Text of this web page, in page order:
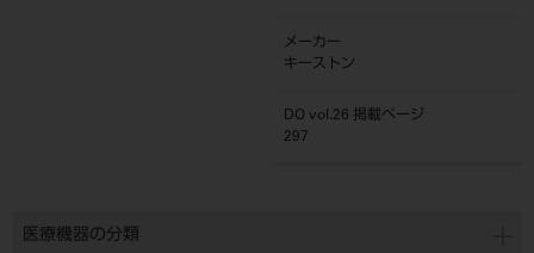
メーカー
キーストン
DO vol.26 掲載ページ
297
医療機器の分類